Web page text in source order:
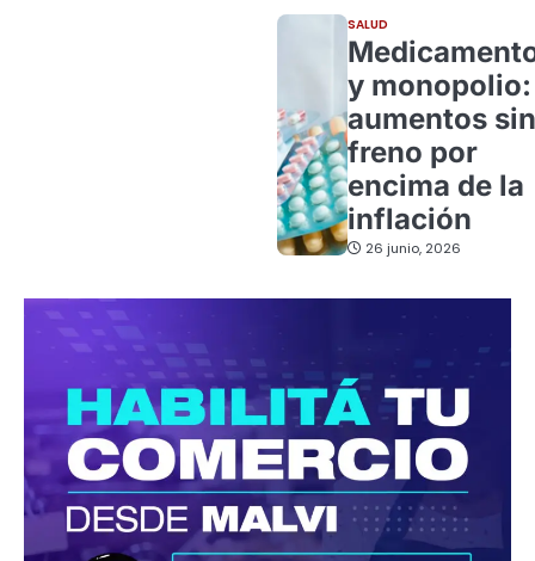
SALUD
y monopolio:
aumentos sin
freno por
encima de la
inflación
26 junio, 2026